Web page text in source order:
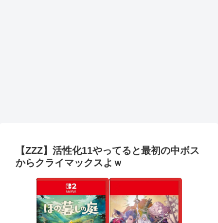
【ZZZ】活性化11やってると最初の中ボス
からクライマックスよｗ